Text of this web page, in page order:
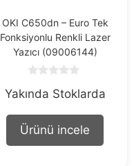
OKI C650dn – Euro Tek
Fonksiyonlu Renkli Lazer
Yazıcı (09006144)
o
t
f
Yakında Stoklarda
Ürünü incele